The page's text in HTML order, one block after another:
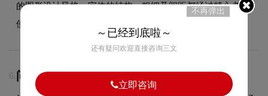
的图形设计风格。字体的结构、粗细及间距都经过精心考量，
使整体标志在不同尺寸和场景下均能保持一致的品牌调性。
6. 问：Zuegg品牌logo有过演变吗？
不再弹出
～已经到底啦～
还有疑问欢迎直接咨询三文
立即咨询